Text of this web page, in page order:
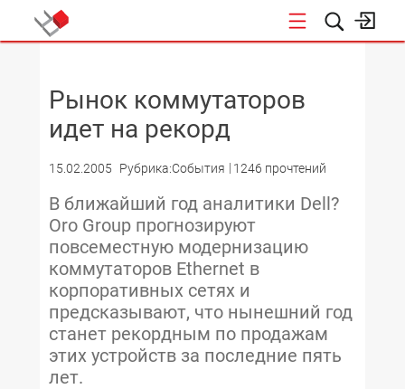
Рынок коммутаторов
идет на рекорд
15.02.2005 Рубрика:События 1246 прочтений
В ближайший год аналитики Dell?
Oro Group прогнозируют
повсеместную модернизацию
коммутаторов Ethernet в
корпоративных сетях и
предсказывают, что нынешний год
станет рекордным по продажам
этих устройств за последние пять
лет.